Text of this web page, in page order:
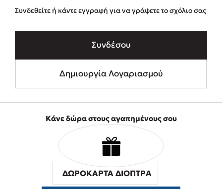
Συνδεθείτε ή κάντε εγγραφή για να γράψετε το σχόλιο σας
Συνδέσου
Δημιουργία Λογαριασμού
Κάνε δώρα στους αγαπημένους σου
ΔΩΡΟΚΑΡΤΑ ΔΙΟΠΤΡΑ